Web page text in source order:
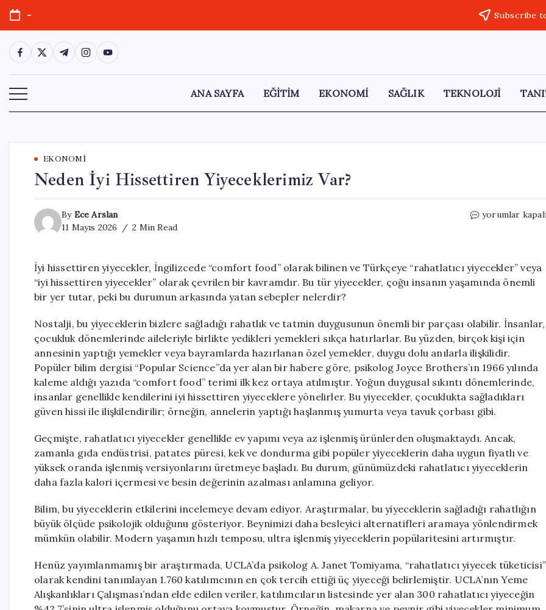
Skip
content
- Subscribe
https://www.facebook.com/
https://twitter.com/
https://t.me/
https://www.instagram.com/
https://youtube.com/
ANA SAYFA EĞİTİM EKONOMİ SAĞLIK TEKNOLOJİ
EKONOMI
Neden İyi Hissettiren Yiyeceklerimiz Var?
By Ece Arslan
11 Mayıs 2026
2 Min Read
Neden
Var?
için
yorumlar
İyi hissettiren yiyecekler, İngilizcede “comfort food” olarak bilinen ve Türkçeye “rahatlatıcı yiyecekler” veya
“iyi hissettiren yiyecekler” olarak çevrilen bir kavramdır. Bu tür yiyecekler, çoğu insanın yaşamında önemli
bir yer tutar, peki bu durumun arkasında yatan sebepler nelerdir?
Nostalji, bu yiyeceklerin bizlere sağladığı rahatlık ve tatmin duygusunun önemli bir parçası olabilir. İnsanlar,
çocukluk dönemlerinde aileleriyle birlikte yedikleri yemekleri sıkça hatırlarlar. Bu yüzden, birçok kişi için
annesinin yaptığı yemekler veya bayramlarda hazırlanan özel yemekler, duygu dolu anılarla ilişkilidir.
Popüler bilim dergisi “Popular Science”da yer alan bir habere göre, psikolog Joyce Brothers’ın 1966 yılında
kaleme aldığı yazıda “comfort food” terimi ilk kez ortaya atılmıştır. Yoğun duygusal sıkıntı dönemlerinde,
insanlar genellikle kendilerini iyi hissettiren yiyeceklere yönelirler. Bu yiyecekler, çocuklukta sağladıkları
güven hissi ile ilişkilendirilir; örneğin, annelerin yaptığı haşlanmış yumurta veya tavuk çorbası gibi.
Geçmişte, rahatlatıcı yiyecekler genellikle ev yapımı veya az işlenmiş ürünlerden oluşmaktaydı. Ancak,
zamanla gıda endüstrisi, patates püresi, kek ve dondurma gibi popüler yiyeceklerin daha uygun fiyatlı ve
yüksek oranda işlenmiş versiyonlarını üretmeye başladı. Bu durum, günümüzdeki rahatlatıcı yiyeceklerin
daha fazla kalori içermesi ve besin değerinin azalması anlamına geliyor.
Bilim, bu yiyeceklerin etkilerini incelemeye devam ediyor. Araştırmalar, bu yiyeceklerin sağladığı rahatlığın
büyük ölçüde psikolojik olduğunu gösteriyor. Beynimizi daha besleyici alternatifleri aramaya yönlendirmek
mümkün olabilir. Modern yaşamın hızlı temposu, ultra işlenmiş yiyeceklerin popülaritesini artırmıştır.
Henüz yayımlanmamış bir araştırmada, UCLA’da psikolog A. Janet Tomiyama, “rahatlatıcı yiyecek tüketicisi”
olarak kendini tanımlayan 1.760 katılımcının en çok tercih ettiği üç yiyeceği belirlemiştir. UCLA’nın Yeme
Alışkanlıkları Çalışması’ndan elde edilen veriler, katılımcıların listesinde yer alan 300 rahatlatıcı yiyeceğin